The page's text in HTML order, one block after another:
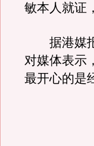
敏本人就证
据港媒报
对媒体表示
最开心的是